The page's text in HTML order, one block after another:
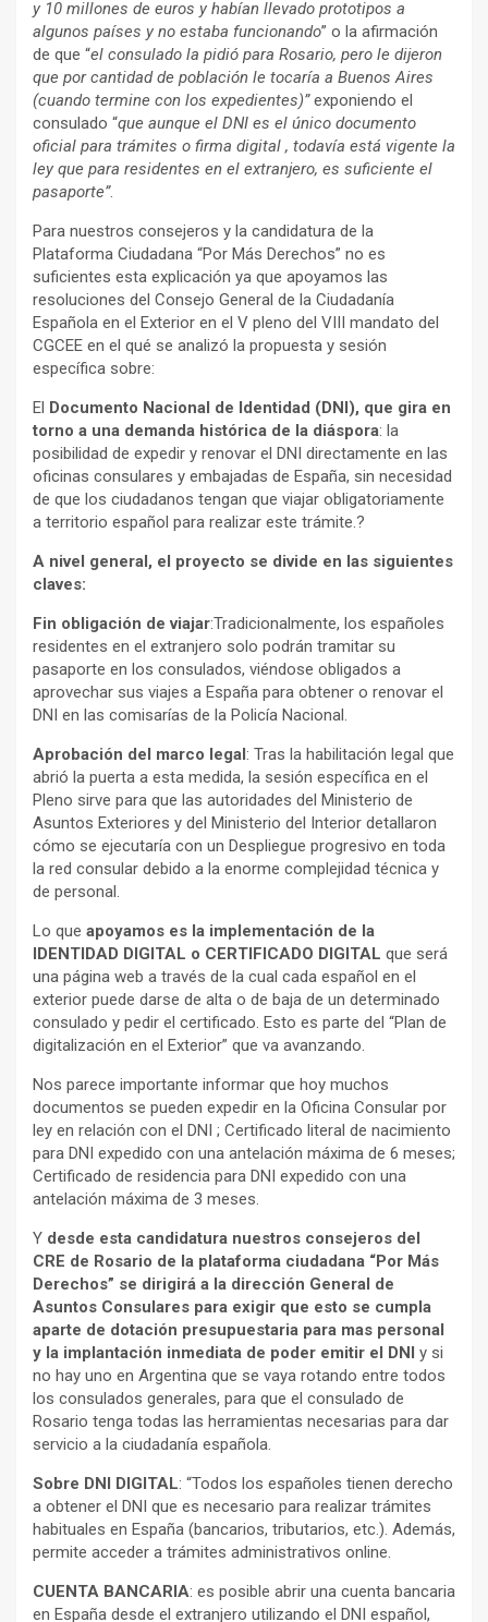
y 10 millones de euros y habían llevado prototipos a
algunos países y no estaba funcionando” o la afirmación
de que “el consulado la pidió para Rosario, pero le dijeron
que por cantidad de población le tocaría a Buenos Aires
(cuando termine con los expedientes)”exponiendo el
consulado “que aunque el DNI es el único documento
oficial para trámites o firma digital , todavía está vigente la
ley que para residentes en el extranjero, es suficiente el
pasaporte”.
Para nuestros consejeros y la candidatura de la
Plataforma Ciudadana “Por Más Derechos” no es
suficientes esta explicación ya que apoyamos las
resoluciones del Consejo General de la Ciudadanía
Española en el Exterior en el V pleno del VIII mandato del
CGCEE en el qué se analizó la propuesta y sesión
específica sobre:
El Documento Nacional de Identidad (DNI), que gira en
torno a una demanda histórica de la diáspora: la
posibilidad de expedir y renovar el DNI directamente en las
oficinas consulares y embajadas de España, sin necesidad
de que los ciudadanos tengan que viajar obligatoriamente
a territorio español para realizar este trámite.?
A nivel general, el proyecto se divide en las siguientes
claves:
Fin obligación de viajar:Tradicionalmente, los españoles
residentes en el extranjero solo podrán tramitar su
pasaporte en los consulados, viéndose obligados a
aprovechar sus viajes a España para obtener o renovar el
DNI en las comisarías de la Policía Nacional.
Aprobación del marco legal: Tras la habilitación legal que
abrió la puerta a esta medida, la sesión específica en el
Pleno sirve para que las autoridades del Ministerio de
Asuntos Exteriores y del Ministerio del Interior detallaron
cómo se ejecutaría con un Despliegue progresivo en toda
la red consular debido a la enorme complejidad técnica y
de personal.
Lo que apoyamos es la implementación de la
IDENTIDAD DIGITAL o CERTIFICADO DIGITAL que será
una página web a través de la cual cada español en el
exterior puede darse de alta o de baja de un determinado
consulado y pedir el certificado. Esto es parte del “Plan de
digitalización en el Exterior” que va avanzando.
Nos parece importante informar que hoy muchos
documentos se pueden expedir en la Oficina Consular por
ley en relación con el DNI ; Certificado literal de nacimiento
para DNI expedido con una antelación máxima de 6 meses;
Certificado de residencia para DNI expedido con una
antelación máxima de 3 meses.
Y desde esta candidatura nuestros consejeros del
CRE de Rosario de la plataforma ciudadana “Por Más
Derechos” se dirigirá a la dirección General de
Asuntos Consulares para exigir que esto se cumpla
aparte de dotación presupuestaria para mas personal
y la implantación inmediata de poder emitir el DNI y si
no hay uno en Argentina que se vaya rotando entre todos
los consulados generales, para que el consulado de
Rosario tenga todas las herramientas necesarias para dar
servicio a la ciudadanía española.
Sobre DNI DIGITAL: “Todos los españoles tienen derecho
a obtener el DNI que es necesario para realizar trámites
habituales en España (bancarios, tributarios, etc.). Además,
permite acceder a trámites administrativos online.
CUENTA BANCARIA: es posible abrir una cuenta bancaria
en España desde el extranjero utilizando el DNI español,